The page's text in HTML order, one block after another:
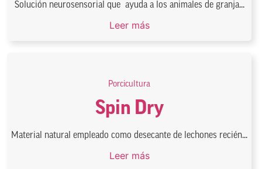
Solución neurosensorial que ayuda a los animales de granja...
Leer más
Porcicultura
Spin Dry
Material natural empleado como desecante de lechones recién...
Leer más